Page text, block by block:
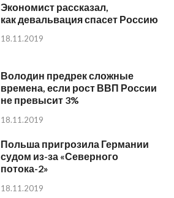
Экономист рассказал,
как девальвация спасет Россию
18.11.2019
Володин предрек сложные
времена, если рост ВВП России
не превысит 3%
18.11.2019
Польша пригрозила Германии
судом из-за «Северного
потока-2»
18.11.2019